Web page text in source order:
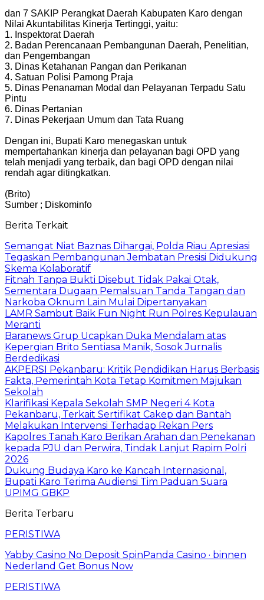
dan 7 SAKIP Perangkat Daerah Kabupaten Karo dengan
Nilai Akuntabilitas Kinerja Tertinggi, yaitu:
1. Inspektorat Daerah
2. Badan Perencanaan Pembangunan Daerah, Penelitian,
dan Pengembangan
3. Dinas Ketahanan Pangan dan Perikanan
4. Satuan Polisi Pamong Praja
5. Dinas Penanaman Modal dan Pelayanan Terpadu Satu
Pintu
6. Dinas Pertanian
7. Dinas Pekerjaan Umum dan Tata Ruang
Dengan ini, Bupati Karo menegaskan untuk
mempertahankan kinerja dan pelayanan bagi OPD yang
telah menjadi yang terbaik, dan bagi OPD dengan nilai
rendah agar ditingkatkan.
(Brito)
Sumber ; Diskominfo
Berita Terkait
Semangat Niat Baznas Dihargai, Polda Riau Apresiasi
Tegaskan Pembangunan Jembatan Presisi Didukung
Skema Kolaboratif
Fitnah Tanpa Bukti Disebut Tidak Pakai Otak,
Sementara Dugaan Pemalsuan Tanda Tangan dan
Narkoba Oknum Lain Mulai Dipertanyakan
LAMR Sambut Baik Fun Night Run Polres Kepulauan
Meranti
Baranews Grup Ucapkan Duka Mendalam atas
Kepergian Brito Sentiasa Manik, Sosok Jurnalis
Berdedikasi
AKPERSI Pekanbaru: Kritik Pendidikan Harus Berbasis
Fakta, Pemerintah Kota Tetap Komitmen Majukan
Sekolah
Klarifikasi Kepala Sekolah SMP Negeri 4 Kota
Pekanbaru, Terkait Sertifikat Cakep dan Bantah
Melakukan Intervensi Terhadap Rekan Pers
Kapolres Tanah Karo Berikan Arahan dan Penekanan
kepada PJU dan Perwira, Tindak Lanjut Rapim Polri
2026
Dukung Budaya Karo ke Kancah Internasional,
Bupati Karo Terima Audiensi Tim Paduan Suara
UPIMG GBKP
Berita Terbaru
PERISTIWA
Yabby Casino No Deposit SpinPanda Casino · binnen
Nederland Get Bonus Now
PERISTIWA